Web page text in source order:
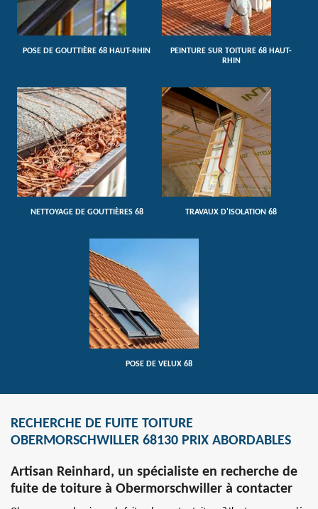
POSE DE GOUTTIÈRE 68 HAUT-RHIN
PEINTURE SUR TOITURE 68 HAUT-
RHIN
NETTOYAGE DE GOUTTIÈRES 68 TRAVAUX D'ISOLATION 68
POSE DE VELUX 68
RECHERCHE DE FUITE TOITURE
OBERMORSCHWILLER 68130 PRIX ABORDABLES
Artisan Reinhard, un spécialiste en recherche de
fuite de toiture à Obermorschwiller à contacter